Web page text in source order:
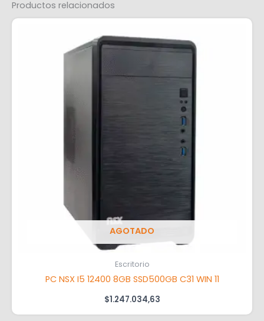
Productos relacionados
AGOTADO
Escritorio
PC NSX I5 12400 8GB SSD500GB C31 WIN 11
$1.247.034,63